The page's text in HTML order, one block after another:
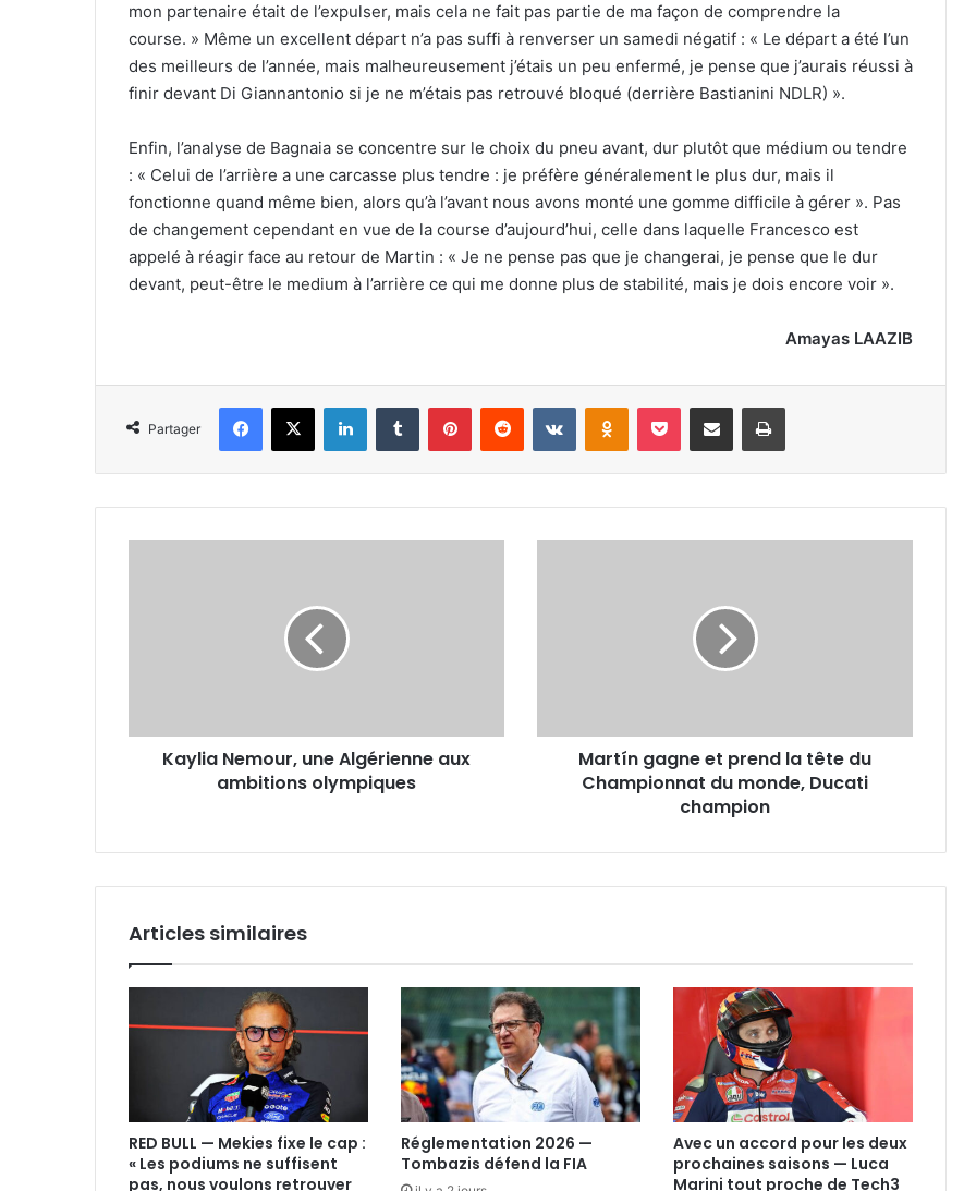
mon partenaire était de l’expulser, mais cela ne fait pas partie de ma façon de comprendre la
course. » Même un excellent départ n’a pas suffi à renverser un samedi négatif : « Le départ a été l’un
des meilleurs de l’année, mais malheureusement j’étais un peu enfermé, je pense que j’aurais réussi à
finir devant Di Giannantonio si je ne m’étais pas retrouvé bloqué (derrière Bastianini NDLR) ».
Enfin, l’analyse de Bagnaia se concentre sur le choix du pneu avant, dur plutôt que médium ou tendre
: « Celui de l’arrière a une carcasse plus tendre : je préfère généralement le plus dur, mais il
fonctionne quand même bien, alors qu’à l’avant nous avons monté une gomme difficile à gérer ». Pas
de changement cependant en vue de la course d’aujourd’hui, celle dans laquelle Francesco est
appelé à réagir face au retour de Martin : « Je ne pense pas que je changerai, je pense que le dur
devant, peut-être le medium à l’arrière ce qui me donne plus de stabilité, mais je dois encore voir ».
Amayas LAAZIB
Partager
Facebook
X LinkedinTumblr PinterestReddit VKontakteOdnoklassniki
Pocket Partager par email Imprimer
Kaylia Nemour, une Algérienne aux
ambitions olympiques
du
monde,Martín gagne et prend la tête du
Championnat du monde, Ducati
champion
Articles similaires
RED BULL — Mekies fixe le cap :
« Les podiums ne suffisent
pas, nous voulons retrouver
Réglementation 2026 —
Tombazis défend la FIA
Avec un accord pour les deux
prochaines saisons — Luca
Marini tout proche de Tech3